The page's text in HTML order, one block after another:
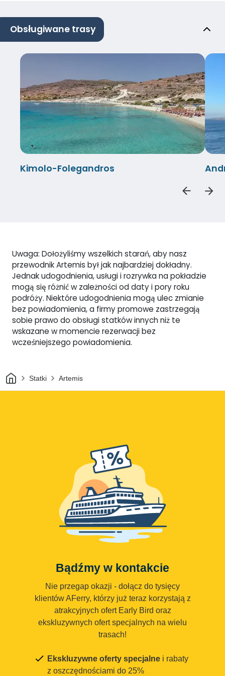
Obsługiwane trasy
Kimolo-Folegandros
Uwaga: Dołożyliśmy wszelkich starań, aby nasz
przewodnik Artemis był jak najbardziej dokładny.
Jednak udogodnienia, usługi i rozrywka na pokładzie
mogą się różnić w zależności od daty i pory roku
podróży. Niektóre udogodnienia mogą ulec zmianie
bez powiadomienia, a firmy promowe zastrzegają
sobie prawo do obsługi statków innych niż te
wskazane w momencie rezerwacji bez
wcześniejszego powiadomienia.
DomStatki Artemis
Bądźmy w kontakcie
Nie przegap okazji - dołącz do tysięcy
klientów AFerry, którzy już teraz korzystają z
atrakcyjnych ofert Early Bird oraz
ekskluzywnych ofert specjalnych na wielu
trasach!
Ekskluzywne oferty specjalne i rabaty
z oszczędnościami do 25%